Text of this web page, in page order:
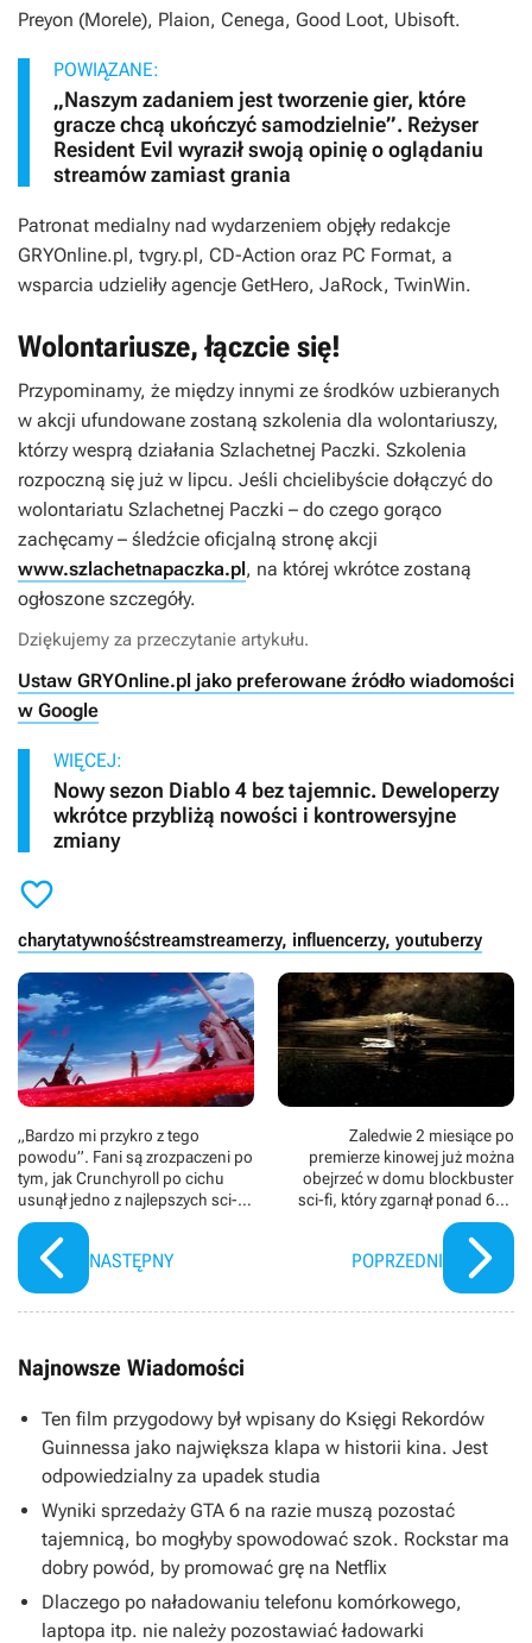
Preyon (Morele), Plaion, Cenega, Good Loot, Ubisoft.
POWIĄZANE:
„Naszym zadaniem jest tworzenie gier, które
gracze chcą ukończyć samodzielnie”. Reżyser
Resident Evil wyraził swoją opinię o oglądaniu
streamów zamiast grania
Patronat medialny nad wydarzeniem objęły redakcje
GRYOnline.pl, tvgry.pl, CD-Action oraz PC Format, a
wsparcia udzieliły agencje GetHero, JaRock, TwinWin.
Wolontariusze, łączcie się!
Przypominamy, że między innymi ze środków uzbieranych
w akcji ufundowane zostaną szkolenia dla wolontariuszy,
którzy wesprą działania Szlachetnej Paczki. Szkolenia
rozpoczną się już w lipcu. Jeśli chcielibyście dołączyć do
wolontariatu Szlachetnej Paczki – do czego gorąco
zachęcamy – śledźcie oficjalną stronę akcji
www.szlachetnapaczka.pl, na której wkrótce zostaną
ogłoszone szczegóły.
Dziękujemy za przeczytanie artykułu.
Ustaw GRYOnline.pl jako preferowane źródło wiadomości
w Google
WIĘCEJ:
Nowy sezon Diablo 4 bez tajemnic. Deweloperzy
wkrótce przybliżą nowości i kontrowersyjne
zmiany

charytatywnośćstreamstreamerzy, influencerzy, youtuberzy
„Bardzo mi przykro z tego
powodu”. Fani są zrozpaczeni po
tym, jak Crunchyroll po cichu
usunął jedno z najlepszych sci-fi
ostatniej dekady
NASTĘPNY
Zaledwie 2 miesiące po
premierze kinowej już można
obejrzeć w domu blockbuster
sci-fi, który zgarnął ponad 650
mln dolarów
POPRZEDNI
Najnowsze Wiadomości
Ten film przygodowy był wpisany do Księgi Rekordów
Guinnessa jako największa klapa w historii kina. Jest
odpowiedzialny za upadek studia
Wyniki sprzedaży GTA 6 na razie muszą pozostać
tajemnicą, bo mogłyby spowodować szok. Rockstar ma
dobry powód, by promować grę na Netflix
Dlaczego po naładowaniu telefonu komórkowego,
laptopa itp. nie należy pozostawiać ładowarki